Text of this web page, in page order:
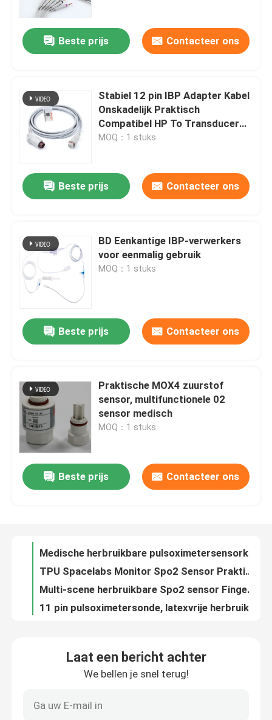
Producten
Over ons
Fabrieksreis
Contacteer ons
Beschikbare SPO2-Sensor
Beste prijs Contacteer ons
Stabiel 12 pin IBP Adapter Kabel
Onskadelijk Praktisch
Compatibel HP To Transducer
BD Connector
MOQ：1 stuks
Beste prijs Contacteer ons
BD Eenkantige IBP-verwerkers
voor eenmalig gebruik
MOQ：1 stuks
Beste prijs Contacteer ons
Praktische MOX4 zuurstof
sensor, multifunctionele 02
sensor medisch
MOQ：1 stuks
Beste prijs Contacteer ons
Vingerafdruk herbruikbaar Spo2-sensor Multifunctioneel zacht TPU-materiaal
Laat een bericht achter
We bellen je snel terug!